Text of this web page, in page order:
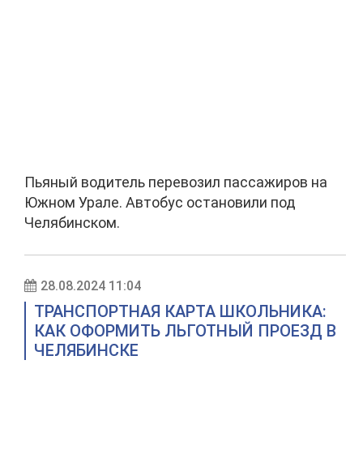
Пьяный водитель перевозил пассажиров на
Южном Урале. Автобус остановили под
Челябинском.
28.08.2024 11:04
ТРАНСПОРТНАЯ КАРТА ШКОЛЬНИКА:
КАК ОФОРМИТЬ ЛЬГОТНЫЙ ПРОЕЗД В
ЧЕЛЯБИНСКЕ